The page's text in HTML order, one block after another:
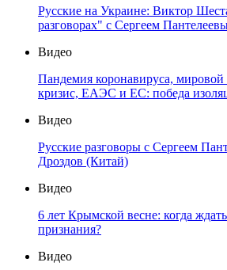
Русские на Украине: Виктор
разговорах" с Сергеем
Видео
Пандемия коронавируса, мировой
кризис, ЕАЭС и ЕС: победа
Видео
Русские разговоры с Сергеем
Дроздов (Китай)
Видео
6 лет Крымской весне: когда
признания?
Видео